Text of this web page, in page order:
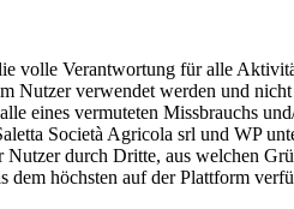
volle Verantwortung für alle
Nutzer verwendet werden und
eines vermuteten Missbrauchs
Società Agricola srl und WP
durch Dritte, aus welchen
höchsten auf der Plattform